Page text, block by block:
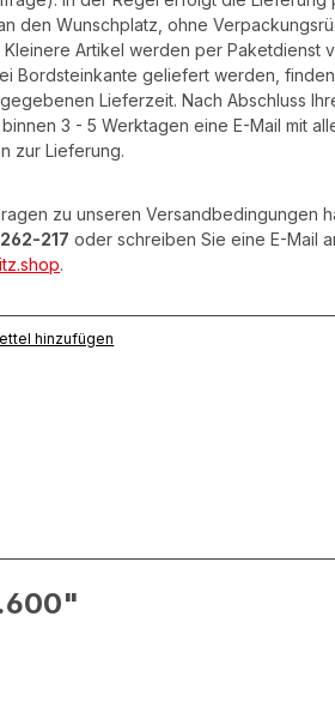
den Wunschplatz, ohne
Kleinere Artikel werden per Paketdienst
Bordsteinkante geliefert werden,
Lieferzeit. Nach Abschluss
3 - 5 Werktagen eine E-Mail mit
zur Lieferung.
zu unseren Versandbedingungen
217 oder schreiben Sie eine E-Mail
.
hinzufügen